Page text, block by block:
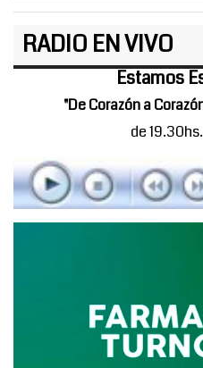
RADIO EN VIVO
Estamos
"De Corazón a
de